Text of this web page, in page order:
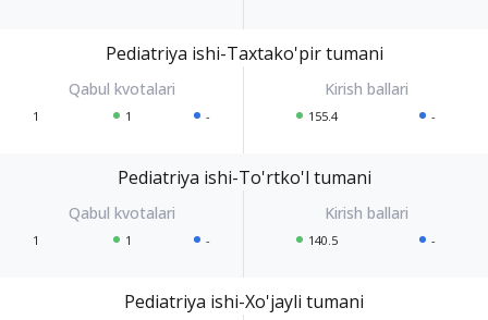
Pediatriya ishi-Taxtako'pir tumani
1 1 - 155.4 -
Pediatriya ishi-To'rtko'l tumani
1 1 - 140.5 -
Pediatriya ishi-Xo'jayli tumani